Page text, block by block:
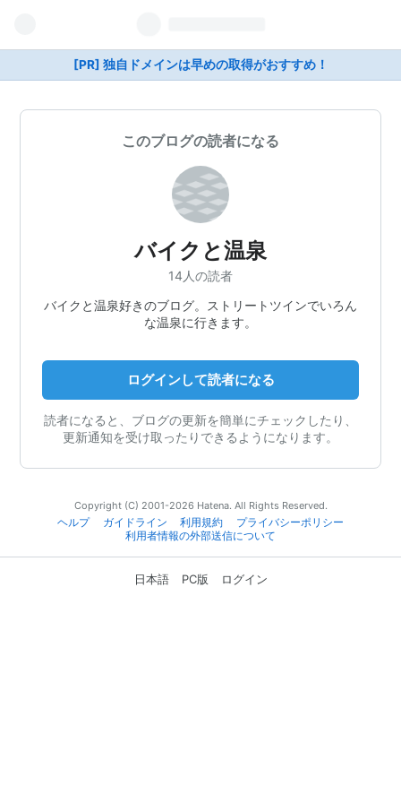
[PR] 独自ドメインは早めの取得がおすすめ！
このブログの読者になる
バイクと温泉
14人の読者
バイクと温泉好きのブログ。ストリートツインでいろん
な温泉に行きます。
ログインして読者になる
読者になると、ブログの更新を簡単にチェックしたり、
更新通知を受け取ったりできるようになります。
Copyright (C) 2001-2026 Hatena. All Rights Reserved.
ヘルプ
ガイドライン 利用規約
プライバシーポリシー
利用者情報の外部送信について
日本語 PC版 ログイン